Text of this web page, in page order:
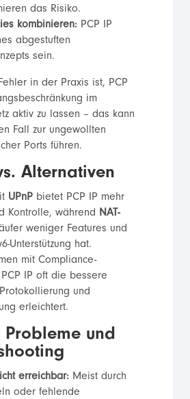
das Risiko.
kombinieren:PCP IP
abgestuften
sein.
in der Praxis ist, PCP
im
aktiv zu lassen – das kann
Fall zur ungewollten
Ports führen.
Alternativen
UPnPbietet PCP IP mehr
Kontrolle, während NAT-
weniger Features und
Unterstützung hat.
mit Compliance-
IP oft die bessere
und
erleichtert.
Probleme und
erreichbar:Meist durch
oder fehlende